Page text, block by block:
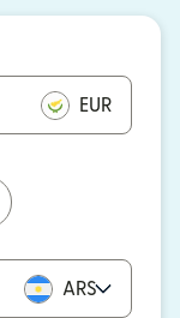
EUR
ARS